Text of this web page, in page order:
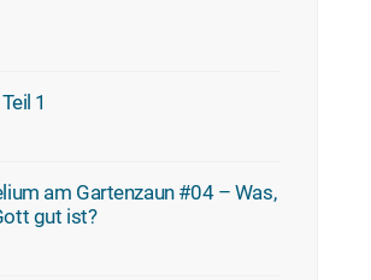
1
am Gartenzaun #04 – Was,
gut ist?